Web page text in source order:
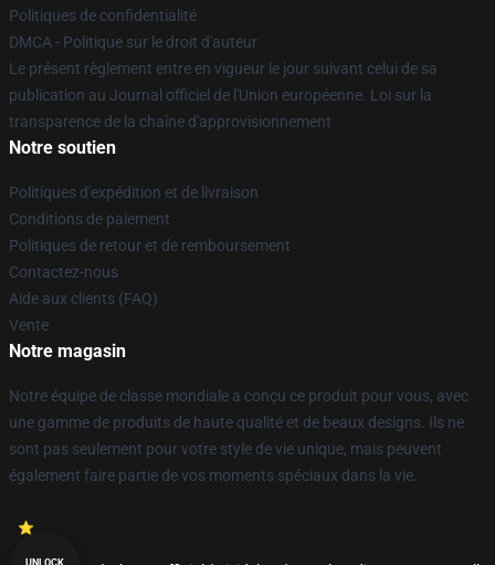
Politiques de confidentialité
DMCA - Politique sur le droit d'auteur
Le présent règlement entre en vigueur le jour suivant celui de sa
publication au Journal officiel de l'Union européenne. Loi sur la
transparence de la chaîne d'approvisionnement
Notre soutien
Politiques d'expédition et de livraison
Conditions de paiement
Politiques de retour et de remboursement
Contactez-nous
Aide aux clients (FAQ)
Vente
Notre magasin
Notre équipe de classe mondiale a conçu ce produit pour vous, avec
une gamme de produits de haute qualité et de beaux designs. Ils ne
sont pas seulement pour votre style de vie unique, mais peuvent
également faire partie de vos moments spéciaux dans la vie.
UNLOCK